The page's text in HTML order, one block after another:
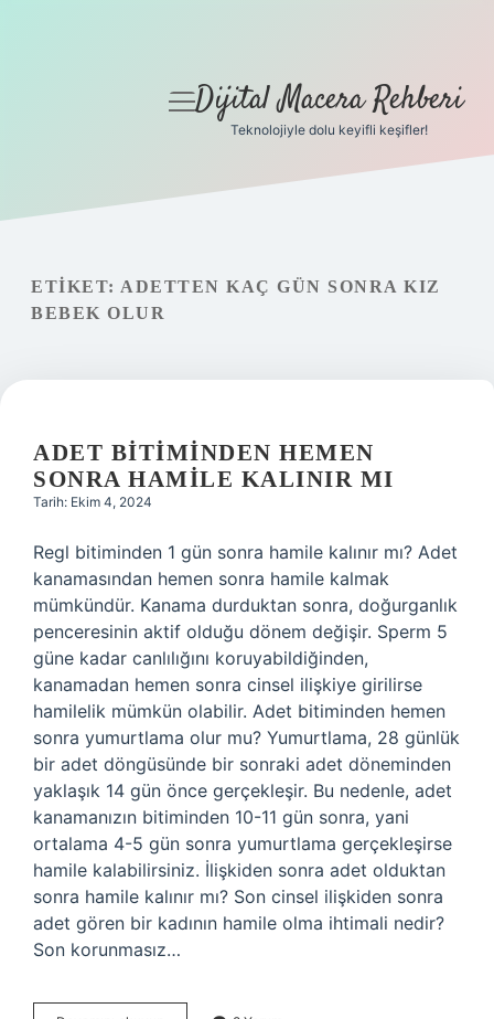
Gizlilik Politikası
Hakkımızda
menüyü
Dijital Macera Rehberi
Teknolojiyle dolu keyifli keşifler!
ETIKET: ADETTEN KAÇ GÜN SONRA KIZ
BEBEK OLUR
ADET BITIMINDEN HEMEN
SONRA HAMILE KALINIR MI
Tarih: Ekim 4, 2024
Regl bitiminden 1 gün sonra hamile kalınır mı? Adet
kanamasından hemen sonra hamile kalmak
mümkündür. Kanama durduktan sonra, doğurganlık
penceresinin aktif olduğu dönem değişir. Sperm 5
güne kadar canlılığını koruyabildiğinden,
kanamadan hemen sonra cinsel ilişkiye girilirse
hamilelik mümkün olabilir. Adet bitiminden hemen
sonra yumurtlama olur mu? Yumurtlama, 28 günlük
bir adet döngüsünde bir sonraki adet döneminden
yaklaşık 14 gün önce gerçekleşir. Bu nedenle, adet
kanamanızın bitiminden 10-11 gün sonra, yani
ortalama 4-5 gün sonra yumurtlama gerçekleşirse
hamile kalabilirsiniz. İlişkiden sonra adet olduktan
sonra hamile kalınır mı? Son cinsel ilişkiden sonra
adet gören bir kadının hamile olma ihtimali nedir?
Son korunmasız…